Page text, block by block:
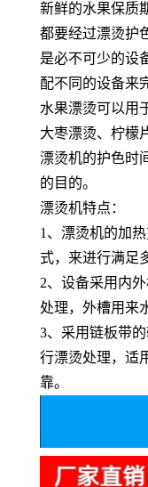
新鲜的水果保质
都要经过漂烫护
是必不可少的设
配不同的设备来
水果漂烫可以用
大枣漂烫、柠檬
漂烫机的护色时
的目的。
漂烫机特点：
1、漂烫机的加
式，来进行满足
2、设备采用内
处理，外槽用来
3、采用链板带
行漂烫处理，适
靠。